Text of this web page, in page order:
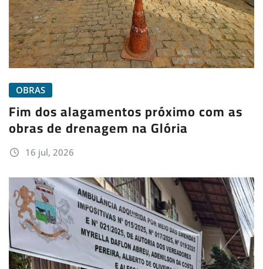
OBRAS
Fim dos alagamentos próximo com as
obras de drenagem na Glória
16 jul, 2026